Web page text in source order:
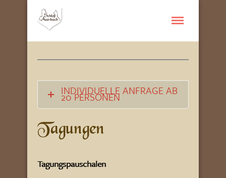
INDIVIDUELLE ANFRAGE AB
20 PERSONEN
Tagungen
Tagungspauschalen